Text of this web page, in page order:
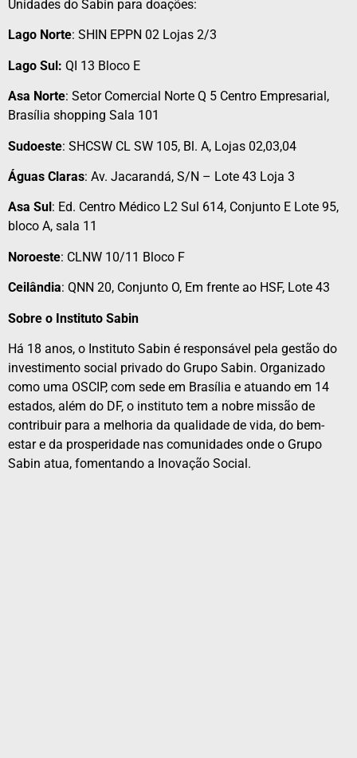
Unidades do Sabin para doações:
Lago Norte: SHIN EPPN 02 Lojas 2/3
Lago Sul: QI 13 Bloco E
Asa Norte: Setor Comercial Norte Q 5 Centro Empresarial,
Brasília shopping Sala 101
Sudoeste: SHCSW CL SW 105, Bl. A, Lojas 02,03,04
Águas Claras: Av. Jacarandá, S/N – Lote 43 Loja 3
Asa Sul : Ed. Centro Médico L2 Sul 614, Conjunto E Lote 95,
bloco A, sala 11
Noroeste: CLNW 10/11 Bloco F
Ceilândia: QNN 20, Conjunto O, Em frente ao HSF, Lote 43
Sobre o Instituto Sabin
Há 18 anos, o Instituto Sabin é responsável pela gestão do
investimento social privado do Grupo Sabin. Organizado
como uma OSCIP, com sede em Brasília e atuando em 14
estados, além do DF, o instituto tem a nobre missão de
contribuir para a melhoria da qualidade de vida, do bem-
estar e da prosperidade nas comunidades onde o Grupo
Sabin atua, fomentando a Inovação Social.